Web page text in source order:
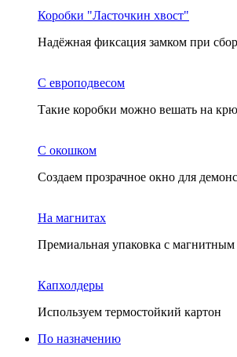
Коробки "Ласточкин хвост"
Надёжная фиксация замком при
С европодвесом
Такие коробки можно вешать на
С окошком
Создаем прозрачное окно для
На магнитах
Премиальная упаковка с
Капхолдеры
Используем термостойкий картон
По назначению